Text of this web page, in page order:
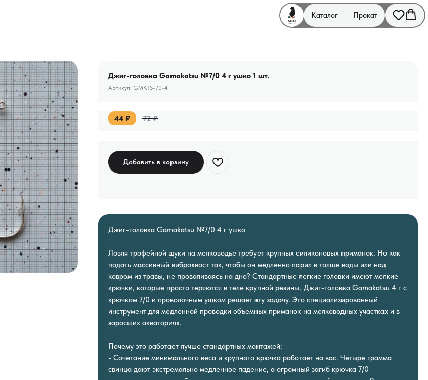
Каталог Прокат
Джиг-головка Gamakatsu №7/0 4 г ушко 1 шт.
Артикул: GMKTS-70-4
44 ₽ 72 ₽
Добавить в корзину
Джиг-головка Gamakatsu №7/0 4 г ушко
Ловля трофейной щуки на мелководье требует крупных силиконовых приманок. Но как
подать массивный виброхвост так, чтобы он медленно парил в толще воды или над
ковром из травы, не проваливаясь на дно? Стандартные легкие головки имеют мелкие
крючки, которые просто теряются в теле крупной резины. Джиг-головка Gamakatsu 4 г с
крючком 7/0 и проволочным ушком решает эту задачу. Это специализированный
инструмент для медленной проводки объемных приманок на мелководных участках и в
заросших акваториях.
Почему это работает лучше стандартных монтажей:
- Сочетание минимального веса и крупного крючка работает на вас. Четыре грамма
свинца дают экстремально медленное падение, а огромный загиб крючка 7/0